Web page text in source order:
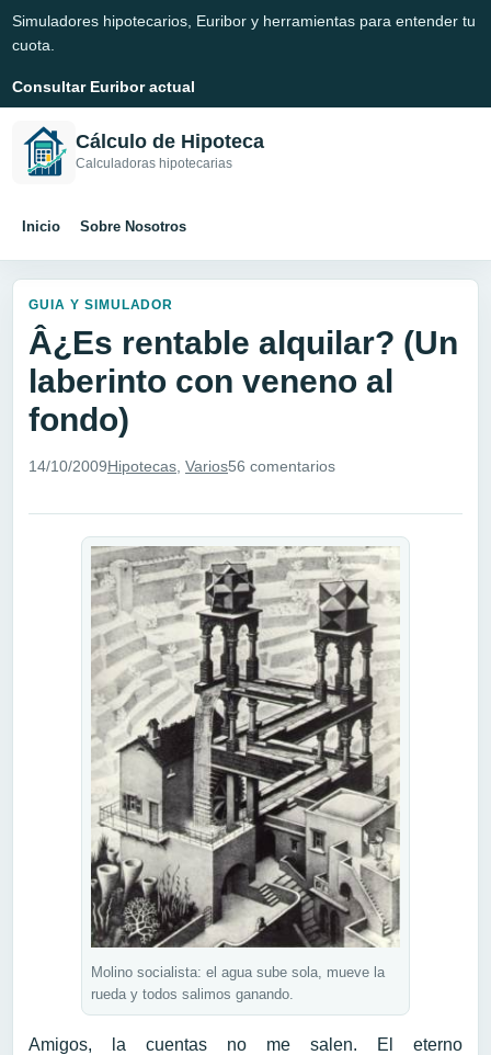
Simuladores hipotecarios, Euribor y herramientas para entender tu
cuota.
Consultar Euribor actual
Cálculo de Hipoteca
Calculadoras hipotecarias
Inicio Sobre Nosotros
GUIA Y SIMULADOR
Â¿Es rentable alquilar? (Un
laberinto con veneno al
fondo)
14/10/2009Hipotecas Varios56 comentarios
Molino socialista: el agua sube sola, mueve la
rueda y todos salimos ganando.
Amigos, la cuentas no me salen. El eterno